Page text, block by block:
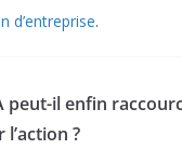
d’entreprise.
peut-il enfin
?